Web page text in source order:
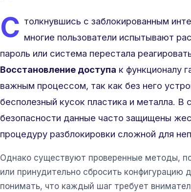
С толкнувшись с заблокированным
многие пользователи испытывают
пароль или система перестала
Восстановление доступа к функционалу
важным процессом, так как без него
бесполезный кусок пластика и металла. В
безопасности данные часто защищены
процедуру разблокировки сложной для
Однако существуют проверенные методы,
или принудительно сбросить конфигурацию
понимать, что каждый шаг требует